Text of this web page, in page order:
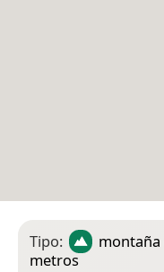
Tipo: montaña
metros